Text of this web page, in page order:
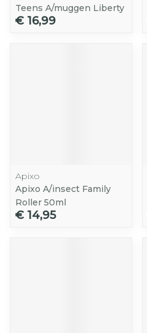
Teens A/muggen Liberty
€ 16,99
Apixo
Apixo A/insect Family
Roller 50ml
€ 14,95